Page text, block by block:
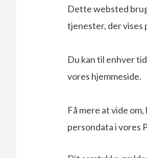
Dette websted
tjenester, der vises
Du kan til enhver
vores hjemmeside.
Få mere at vide
persondata i vores